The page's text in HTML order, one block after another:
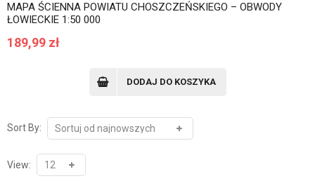
MAPA ŚCIENNA POWIATU CHOSZCZEŃSKIEGO – OBWODY
ŁOWIECKIE 1:50 000
189,99 zł
DODAJ DO KOSZYKA
Sort By:
View: